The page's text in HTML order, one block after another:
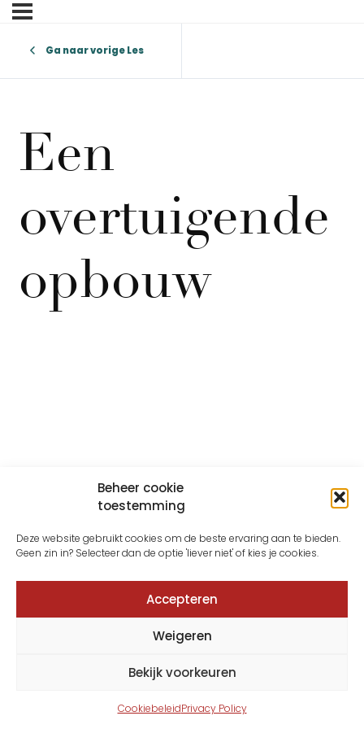
Beheer cookie
toestemming
Deze website gebruikt cookies om de beste ervaring aan te bieden.
Geen zin in? Selecteer dan de optie 'liever niet' of kies je cookies.
Accepteren
Weigeren
Bekijk voorkeuren
CookiebeleidPrivacy Policy
Ga naar vorige Les
Een
overtuigende
opbouw